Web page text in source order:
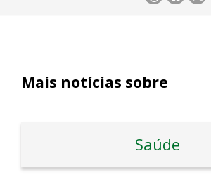
Mais notícias sobre
Saúde